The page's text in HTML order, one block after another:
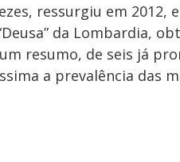
ressurgiu em 2012,
da Lombardia,
resumo, de seis já
a prevalência das